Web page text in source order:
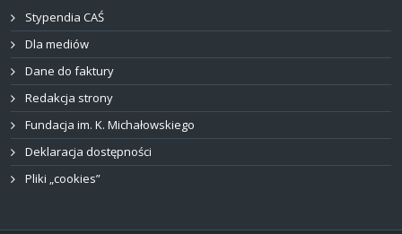
Stypendia CAŚ
Dla mediów
Dane do faktury
Redakcja strony
Fundacja im. K. Michałowskiego
Deklaracja dostępności
Pliki „cookies”